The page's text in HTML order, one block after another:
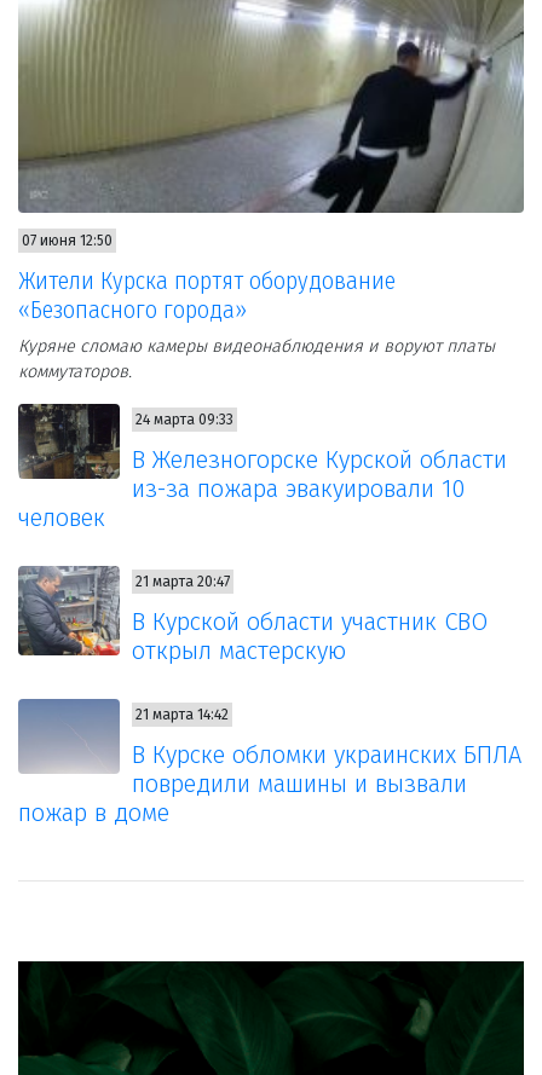
07 июня 12:50
Жители Курска портят оборудование
«Безопасного города»
Куряне сломаю камеры видеонаблюдения и воруют платы
коммутаторов.
24 марта 09:33
В Железногорске Курской области
из-за пожара эвакуировали 10
человек
21 марта 20:47
В Курской области участник СВО
открыл мастерскую
21 марта 14:42
В Курске обломки украинских БПЛА
повредили машины и вызвали
пожар в доме